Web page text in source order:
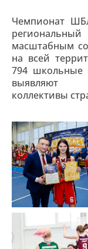
Чемпионат
масштабным
на всей
794 школьные
выявляют
коллективы